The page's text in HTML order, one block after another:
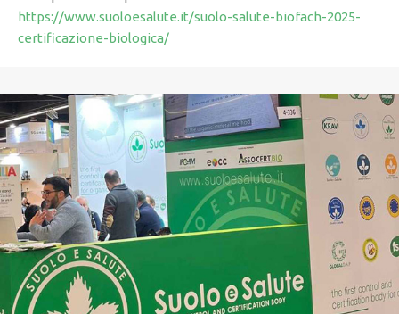
https://www.suoloesalute.it/suolo-salute-biofach-2025-
certificazione-biologica/